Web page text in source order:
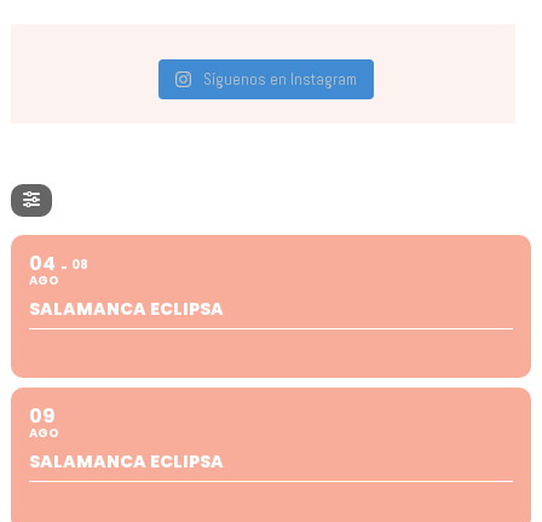
Síguenos en Instagram
04
AGO
08
SALAMANCA ECLIPSA
09
AGO
SALAMANCA ECLIPSA